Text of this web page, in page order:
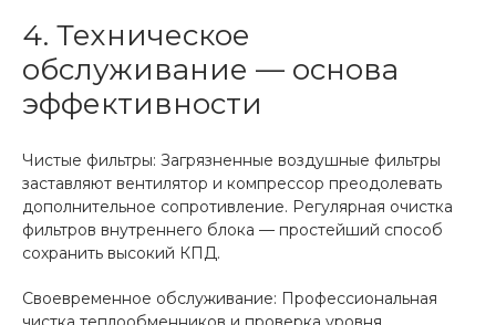
4. Техническое
обслуживание — основа
эффективности
Чистые фильтры: Загрязненные воздушные фильтры
заставляют вентилятор и компрессор преодолевать
дополнительное сопротивление. Регулярная очистка
фильтров внутреннего блока — простейший способ
сохранить высокий КПД.
Своевременное обслуживание: Профессиональная